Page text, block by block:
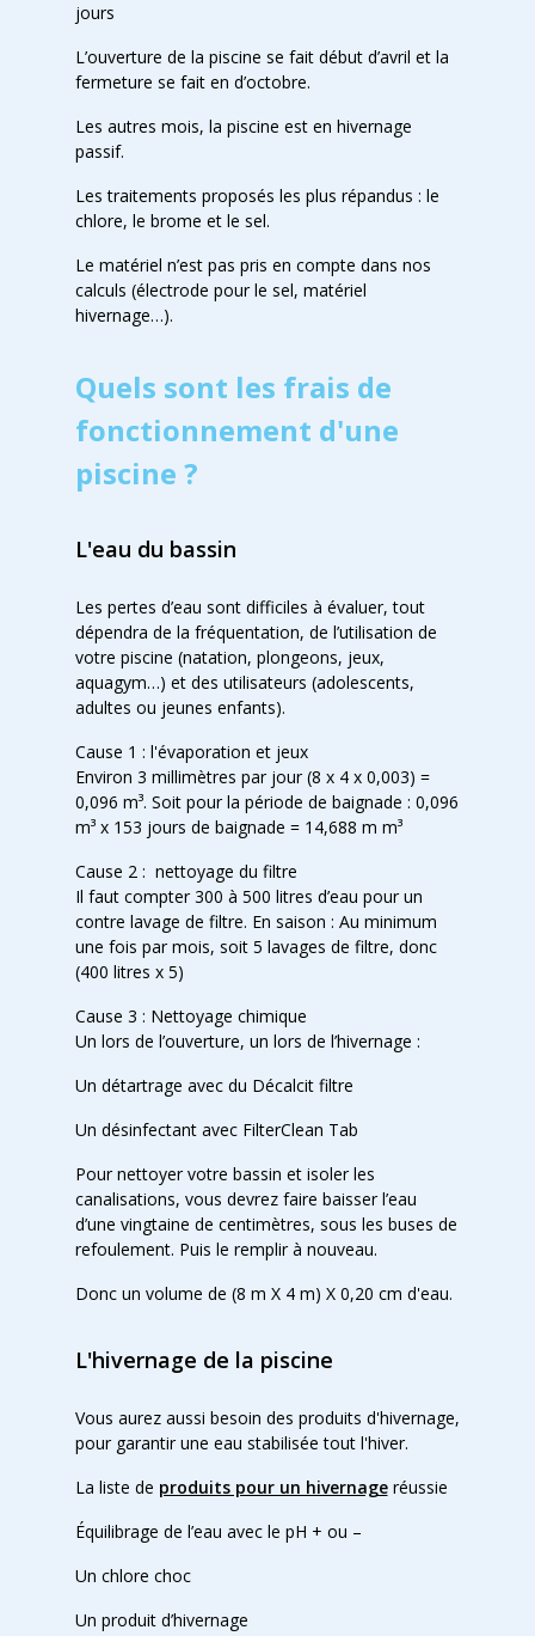
jours
L’ouverture de la piscine se fait début d’avril et la
fermeture se fait en d’octobre.
Les autres mois, la piscine est en hivernage
passif.
Les traitements proposés les plus répandus : le
chlore, le brome et le sel.
Le matériel n’est pas pris en compte dans nos
calculs (électrode pour le sel, matériel
hivernage…).
Quels sont les frais de
fonctionnement d'une
piscine ?
L'eau du bassin
Les pertes d’eau sont difficiles à évaluer, tout
dépendra de la fréquentation, de l’utilisation de
votre piscine (natation, plongeons, jeux,
aquagym…) et des utilisateurs (adolescents,
adultes ou jeunes enfants).
Cause 1 : l'évaporation et jeux
Environ 3 millimètres par jour (8 x 4 x 0,003) =
0,096 m³. Soit pour la période de baignade : 0,096
m³ x 153 jours de baignade = 14,688 m m³
Cause 2 : nettoyage du filtre
Il faut compter 300 à 500 litres d’eau pour un
contre lavage de filtre. En saison : Au minimum
une fois par mois, soit 5 lavages de filtre, donc
(400 litres x 5)
Cause 3 : Nettoyage chimique
Un lors de l’ouverture, un lors de l’hivernage :
Un détartrage avec du Décalcit filtre
Un désinfectant avec FilterClean Tab
Pour nettoyer votre bassin et isoler les
canalisations, vous devrez faire baisser l’eau
d’une vingtaine de centimètres, sous les buses de
refoulement. Puis le remplir à nouveau.
Donc un volume de (8 m X 4 m) X 0,20 cm d'eau.
L'hivernage de la piscine
Vous aurez aussi besoin des produits d'hivernage,
pour garantir une eau stabilisée tout l'hiver.
La liste de produits pour un hivernageréussie
Équilibrage de l’eau avec le pH + ou –
Un chlore choc
Un produit d’hivernage